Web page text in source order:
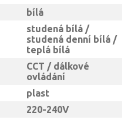
bílá
studená bílá /
studená denní bílá /
teplá bílá
CCT / dálkové
ovládání
plast
220-240V